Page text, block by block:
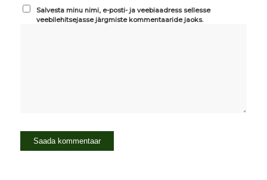
Salvesta minu nimi, e-posti- ja veebiaadress sellesse
veebilehitsejasse järgmiste kommentaaride jaoks.